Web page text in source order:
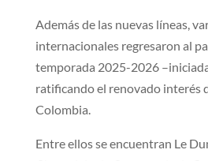
Además de las nuevas líneas,
internacionales regresaron al
temporada 2025-2026
ratificando el renovado interés
Colombia.
Entre ellos se encuentran Le